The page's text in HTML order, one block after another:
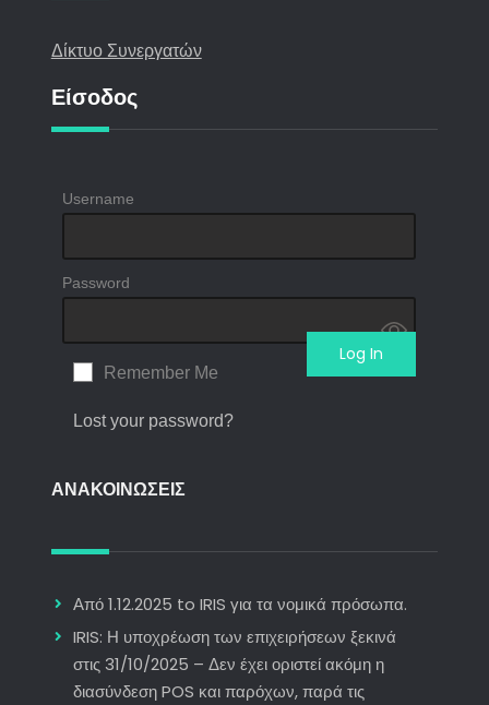
Δίκτυο Συνεργατών
Είσοδος
Username
Password
Remember Me
Lost your password?
ΑΝΑΚΟΙΝΩΣΕΙΣ
Από 1.12.2025 to IRIS για τα νομικά πρόσωπα.
IRIS: Η υποχρέωση των επιχειρήσεων ξεκινά
στις 31/10/2025 – Δεν έχει οριστεί ακόμη η
διασύνδεση POS και παρόχων, παρά τις